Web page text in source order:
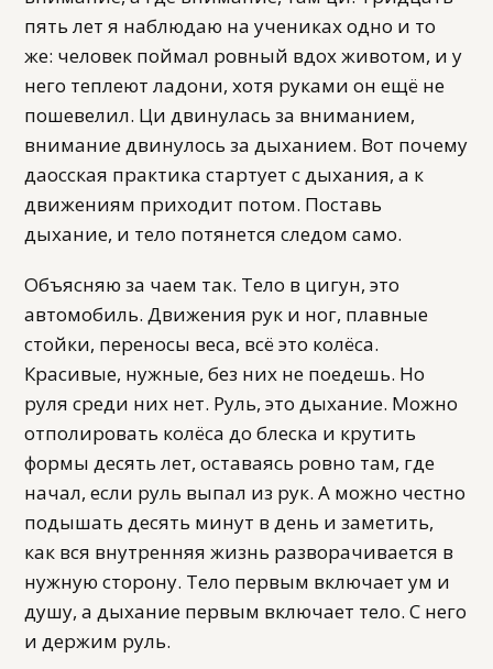
пять лет я наблюдаю на учениках одно и то
же: человек поймал ровный вдох животом, и у
него теплеют ладони, хотя руками он ещё не
пошевелил. Ци двинулась за вниманием,
внимание двинулось за дыханием. Вот почему
даосская практика стартует с дыхания, а к
движениям приходит потом. Поставь
дыхание, и тело потянется следом само.
Объясняю за чаем так. Тело в цигун, это
автомобиль. Движения рук и ног, плавные
стойки, переносы веса, всё это колёса.
Красивые, нужные, без них не поедешь. Но
руля среди них нет. Руль, это дыхание. Можно
отполировать колёса до блеска и крутить
формы десять лет, оставаясь ровно там, где
начал, если руль выпал из рук. А можно честно
подышать десять минут в день и заметить,
как вся внутренняя жизнь разворачивается в
нужную сторону. Тело первым включает ум и
душу, а дыхание первым включает тело. С него
и держим руль.